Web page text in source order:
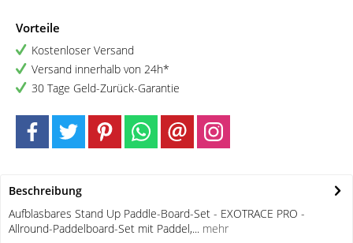
Vorteile
Kostenloser Versand
Versand innerhalb von 24h*
30 Tage Geld-Zurück-Garantie
Beschreibung
Aufblasbares Stand Up Paddle-Board-Set - EXOTRACE PRO -
Allround-Paddelboard-Set mit Paddel,... mehr